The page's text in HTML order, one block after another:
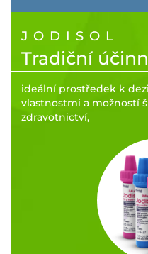
JODISOL
Tradiční
ideální prostředek k
vlastnostmi a možností
zdravotnictví,